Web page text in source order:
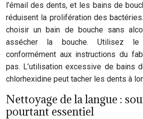
l’émail des dents, et les bains de
réduisent la prolifération des
choisir un bain de bouche sans
assécher la bouche. Utilisez
conformément aux instructions du
pas. L’utilisation excessive de bains
chlorhexidine peut tacher les dents à
Nettoyage de la langue :
pourtant essentiel